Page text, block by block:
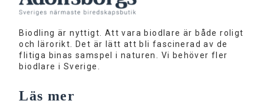
Biodling är nyttigt. Att vara biodlare är både roligt
och lärorikt. Det är lätt att bli fascinerad av de
flitiga binas samspel i naturen. Vi behöver fler
biodlare i Sverige.
Läs mer